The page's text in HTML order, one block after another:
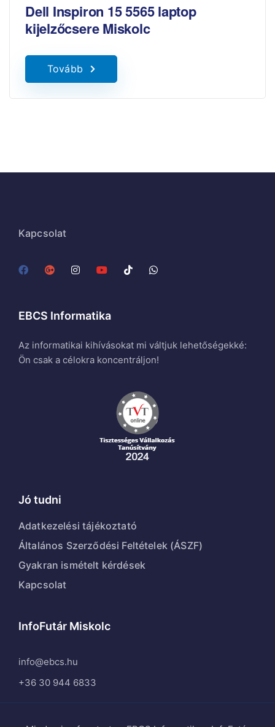
Dell Inspiron 15 5565 laptop
kijelzőcsere Miskolc
Tovább
Kapcsolat
EBCS Informatika
Az informatikai kihívásokat mi váltjuk lehetőségekké:
Ön csak a célokra koncentráljon!
Jó tudni
Adatkezelési tájékoztató
Általános Szerződési Feltételek (ÁSZF)
Gyakran ismételt kérdések
Kapcsolat
InfoFutár Miskolc
info@ebcs.hu
+36 30 944 6833